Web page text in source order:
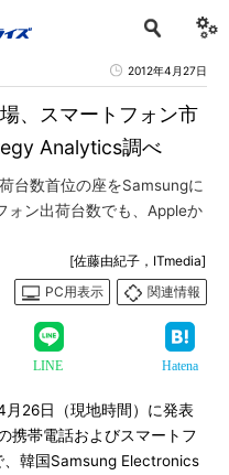
2012年4月27日
、スマートフォン市
Analytics調べ
台数首位の座をSamsungに
ォン出荷台数でも、Appleか
[佐藤由紀子，ITmedia]
PC用表示
関連情報
LINE Hatena
26日（現地時間）に発表
携帯電話およびスマートフ
、韓国Samsung Electronics